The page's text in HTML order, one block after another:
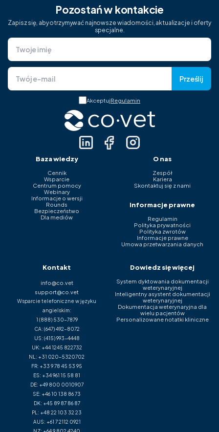
Pozostań w kontakcie
Zapisz się, aby otrzymywać najnowsze wiadomości, aktualizacje i oferty
specjalne.
Prześlij
AkceptujRegulamin
Baza wiedzy
Cennik
Wsparcie
Centrum pomocy
Webinary
Informacje o wersji
Rounds
Bezpieczeństwo
Dla mediów
O nas
Zespół
Kariera
Skontaktuj się z nami
Informacje prawne
Regulamin
Polityka prywatności
Polityka zwrotów
Informacje prawne
Umowa przetwarzania danych
Kontakt
info@co.vet
support@co.vet
Wsparcie telefoniczne w języku
angielskim:
1 (888) 530-7879
CA: (647) 492-8072
US: (415) 993-4448
UK: +44 1245 822732
NL: +31 020-5320702
FR: +33 9 78 45 53 95
ES: +34 961 15 58 81
DE: +49 800 0010907
SE: +46 10 138 86 73
DK: +45 89 87 86 87
PL: +48 22 103 32 23
AUS: +61 7 2112 0921
Dowiedz się więcej
System dyktowania dokumentacji
weterynaryjnej
Inteligentny asystent dokumentacji
weterynaryjnej
Dokumentacja weterynaryjna dla
wielu pacjentów
Personalizowane notatki kliniczne